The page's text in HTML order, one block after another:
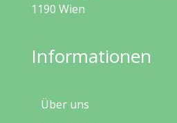
1190 Wien
Informationen
Über uns